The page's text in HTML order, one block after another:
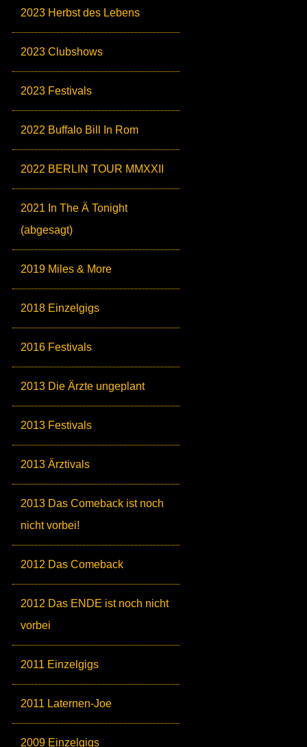
2023 Herbst des Lebens
2023 Clubshows
2023 Festivals
2022 Buffalo Bill In Rom
2022 BERLIN TOUR MMXXII
2021 In The Ä Tonight
(abgesagt)
2019 Miles & More
2018 Einzelgigs
2016 Festivals
2013 Die Ärzte ungeplant
2013 Festivals
2013 Ärztivals
2013 Das Comeback ist noch
nicht vorbei!
2012 Das Comeback
2012 Das ENDE ist noch nicht
vorbei
2011 Einzelgigs
2011 Laternen-Joe
2009 Einzelgigs